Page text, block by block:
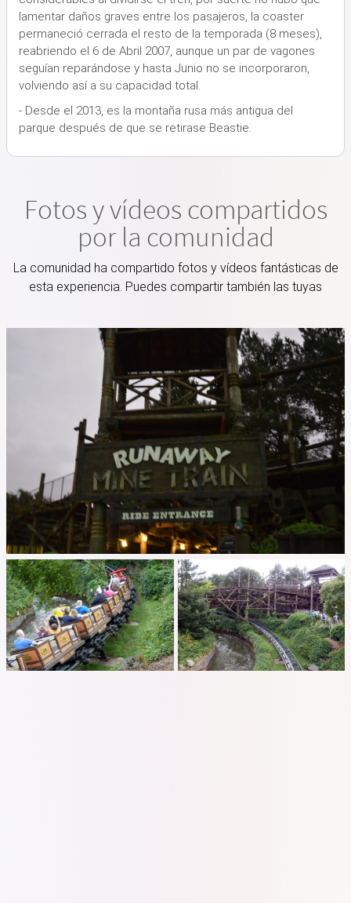
lamentar daños graves entre los pasajeros, la coaster
permaneció cerrada el resto de la temporada (8 meses),
reabriendo el 6 de Abril 2007, aunque un par de vagones
seguían reparándose y hasta Junio no se incorporaron,
volviendo así a su capacidad total.
- Desde el 2013, es la montaña rusa más antigua del
parque después de que se retirase Beastie.
Fotos y vídeos compartidos
por la comunidad
La comunidad ha compartido fotos y vídeos fantásticas de
esta experiencia. Puedes compartir también las tuyas